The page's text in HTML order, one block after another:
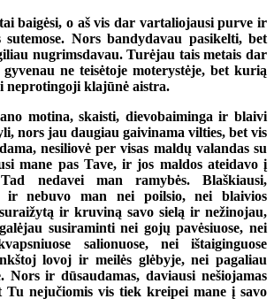
baigėsi, o aš vis dar vartaliojausi purve ir
Nors bandydavau pasikelti, bet
nugrimsdavau. Turėjau tais metais dar
ne teisėtoje moterystėje, bet kurią
neprotingoji klajūnė aistra.
motina, skaisti, dievobaiminga ir blaivi
nors jau daugiau gaivinama vilties, bet vis
nesiliovė per visas maldų valandas su
mane pas Tave, ir jos maldos ateidavo į
nedavei man ramybės. Blaškiausi,
ir nebuvo man nei poilsio, nei blaivios
ir kruviną savo sielą ir nežinojau,
susiraminti nei gojų pavėsiuose, nei
salionuose, nei ištaiginguose
lovoj ir meilės glėbyje, nei pagaliau
Nors ir dūsaudamas, daviausi nešiojamas
Tu nejučiomis vis tiek kreipei mane į savo